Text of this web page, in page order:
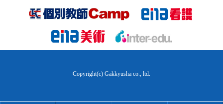
Copyright(c) Gakkyusha co., ltd.